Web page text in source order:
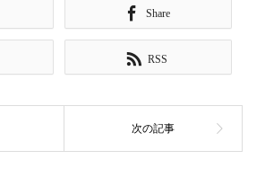
Share
RSS